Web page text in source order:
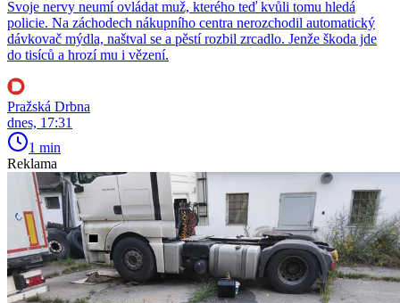
Svoje nervy neumí ovládat muž, kterého teď kvůli tomu hledá
policie. Na záchodech nákupního centra nerozchodil automatický
dávkovač mýdla, naštval se a pěstí rozbil zrcadlo. Jenže škoda jde
do tisíců a hrozí mu i vězení.
Pražská Drbna
dnes, 17:31
1 min
Reklama